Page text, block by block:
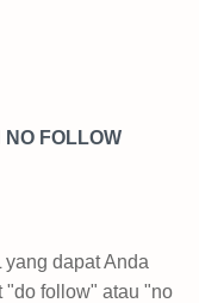
FOLLOW
dapat Anda
"do follow" atau "no